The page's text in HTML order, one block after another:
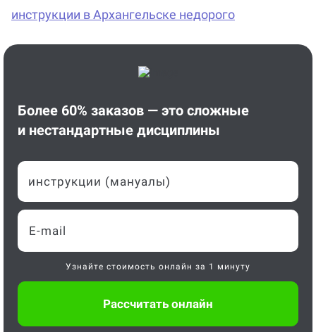
инструкции в Архангельске недорого
Более 60% заказов — это сложные
и нестандартные дисциплины
инструкции (мануалы)
Узнайте стоимость онлайн за 1 минуту